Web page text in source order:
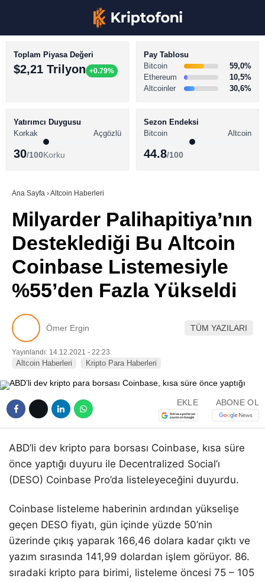
Youtube
TikTok
Pinterest
BİTCOİN HABERLERİ
ALTCOİN HABERLERİ
SÖZLÜK
Toplam Piyasa Değeri
$2,21 Trilyon +0.79%
Pay Tablosu
Bitcoin
59,0%
Ethereum
10,5%
Altcoinler
30,6%
Yatırımcı Duygusu
Korkak
Açgözlü
30/100Korku
Sezon Endeksi
Bitcoin
Altcoin
44.8/100
Ana Sayfa ›Altcoin Haberleri
Milyarder Palihapitiya’nın
Desteklediği Bu Altcoin
Coinbase Listemesiyle
%55’den Fazla Yükseldi
Ömer Ergin TÜM YAZILARI
Yayınlandı: 14.12.2021 - 22:23
Altcoin Haberleri Kripto Para Haberleri
EKLE ABONE OL
ABD’li dev kripto para borsası Coinbase, kısa süre
önce yaptığı duyuru ile Decentralized Social’ı
(DESO) Coinbase Pro’da listeleyeceğini duyurdu.
Coinbase listeleme haberinin ardından yükselişe
geçen DESO fiyatı, gün içinde yüzde 50’nin
üzerinde çıkış yaparak 166,46 dolara kadar çıktı ve
yazım sırasında 141,99 dolardan işlem görüyor. 86.
sıradaki kripto para birimi, listeleme öncesi 75 – 105